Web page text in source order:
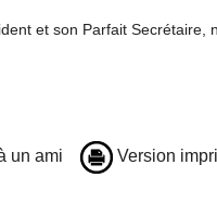
et son Parfait Secrétaire,
un ami Version